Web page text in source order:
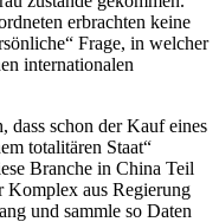
erbrachten keine
Frage, in welcher
internationalen
schon der Kauf eines
totalitären Staat“
Branche in China Teil
Komplex aus Regierung
und sammle so Daten